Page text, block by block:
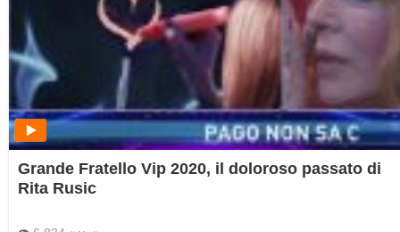
Grande Fratello Vip 2020, il doloroso passato di
Rita Rusic